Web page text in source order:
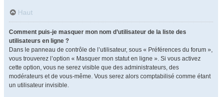
Haut
Comment puis-je masquer mon nom d’utilisateur de la liste des
utilisateurs en ligne ?
Dans le panneau de contrôle de l’utilisateur, sous « Préférences du forum »,
vous trouverez l’option « Masquer mon statut en ligne ». Si vous activez
cette option, vous ne serez visible que des administrateurs, des
modérateurs et de vous-même. Vous serez alors comptabilisé comme étant
un utilisateur invisible.